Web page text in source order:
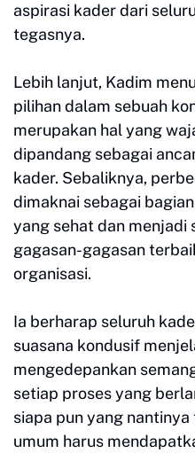
aspirasi kader dari
tegasnya.
Lebih lanjut, Kadim
pilihan dalam sebuah
merupakan hal yang
dipandang sebagai
kader. Sebaliknya,
dimaknai sebagai
yang sehat dan menjadi
gagasan-gagasan
organisasi.
Ia berharap seluruh
suasana kondusif
mengedepankan
setiap proses yang
siapa pun yang
umum harus